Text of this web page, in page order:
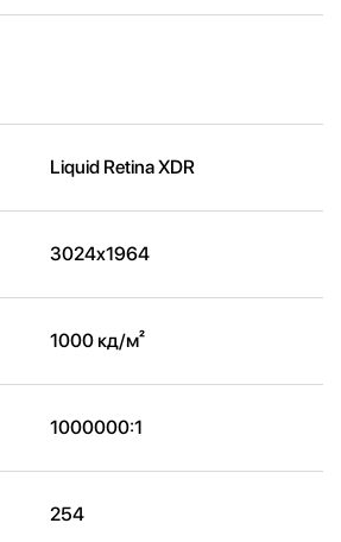
Liquid Retina XDR
3024x1964
1000 кд/м²
1000000:1
254